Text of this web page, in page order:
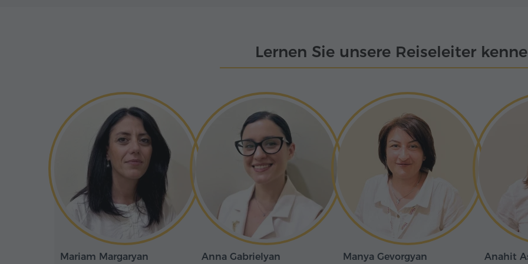
Lernen Sie unsere Reiseleiter
Mariam Margaryan Anna Gabrielyan Manya Gevorgyan Anahit